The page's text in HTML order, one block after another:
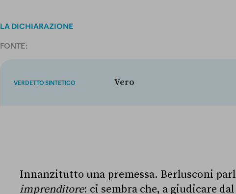
LA DICHIARAZIONE
FONTE:
VERDETTO SINTETICO Vero
Innanzitutto una premessa. Berlusconi
imprenditore: ci sembra che, a giudicare